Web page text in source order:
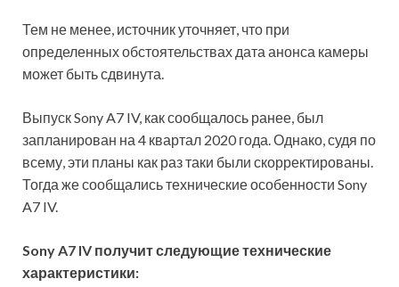
Тем не менее, источник уточняет, что при
определенных обстоятельствах дата анонса камеры
может быть сдвинута.
Выпуск Sony A7 IV, как сообщалось ранее, был
запланирован на 4 квартал 2020 года. Однако, судя по
всему, эти планы как раз таки были скорректированы.
Тогда же сообщались технические особенности Sony
A7 IV.
Sony A7 IV получит следующие технические
характеристики: